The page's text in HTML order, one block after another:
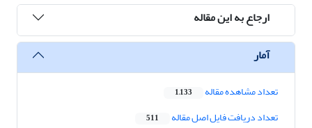
ارجاع به این مقاله
آمار
تعداد مشاهده مقاله 1,133
تعداد دریافت فایل اصل مقاله 511